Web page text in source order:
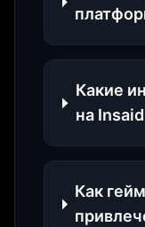
Какие
на
Как